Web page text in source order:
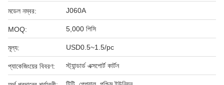
মডেল নম্বর: J060A
MOQ: 5,000 পিসি
মূল্য: USD0.5~1.5/pc
প্যাকেজিংয়ের বিবরণ: স্ট্যান্ডার্ড এক্সপোর্ট কার্টন